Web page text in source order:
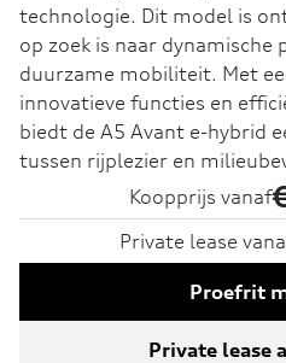
technologie. Dit model is
op zoek is naar dynamische
duurzame mobiliteit. Met
innovatieve functies en
biedt de A5 Avant e-hybrid
tussen rijplezier en
Koopprijs vanaf
Private lease
Proefrit
Private lease